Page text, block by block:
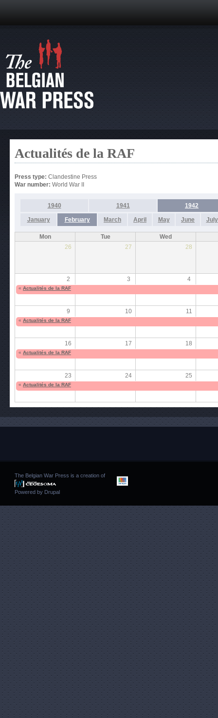
Actualités de la RAF
Press type: Clandestine Press
War number: World War II
1940 1941 1942
January February March April May June July
Mon Tue
Wed
26
27 28
2 3 4
« Actualités de la RAF
9 10 11
« Actualités de la RAF
16 17 18
« Actualités de la RAF
23 24 25
« Actualités de la RAF
The Belgian War Press is a creation of
Powered by Drupal